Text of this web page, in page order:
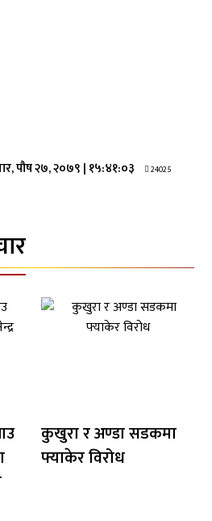
पौष २७, २०७९ | १५:४१:०३ 24025
कुखुरा र अण्डा सडकमा
फ्याकेर विरोध